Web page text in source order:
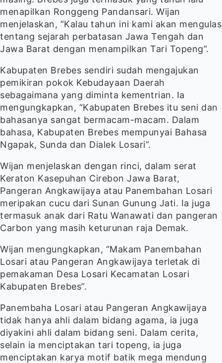
menapilkan Ronggeng Pandansari. Wijan
menjelaskan, “Kalau tahun ini kami akan mengulas
tentang sejarah perbatasan Jawa Tengah dan
Jawa Barat dengan menampilkan Tari Topeng”.
Kabupaten Brebes sendiri sudah mengajukan
pemikiran pokok Kebudayaan Daerah
sebagaimana yang diminta kementrian. Ia
mengungkapkan, “Kabupaten Brebes itu seni dan
bahasanya sangat bermacam-macam. Dalam
bahasa, Kabupaten Brebes mempunyai Bahasa
Ngapak, Sunda dan Dialek Losari”.
Wijan menjelaskan dengan rinci, dalam serat
Keraton Kasepuhan Cirebon Jawa Barat,
Pangeran Angkawijaya atau Panembahan Losari
meripakan cucu dari Sunan Gunung Jati. Ia juga
termasuk anak dari Ratu Wanawati dan pangeran
Carbon yang masih keturunan raja Demak.
Wijan mengungkapkan, “Makam Panembahan
Losari atau Pangeran Angkawijaya terletak di
pemakaman Desa Losari Kecamatan Losari
Kabupaten Brebes”.
Panembaha Losari atau Pangeran Angkawijaya
tidak hanya ahli dalam bidang agama, ia juga
diyakini ahli dalam bidang seni. Dalam cerita,
selain ia menciptakan tari topeng, ia juga
menciptakan karya motif batik mega mendung